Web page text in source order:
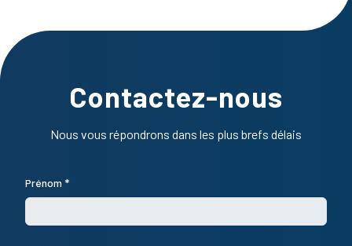
Contactez-nous
Nous vous répondrons dans les plus brefs délais
Prénom *